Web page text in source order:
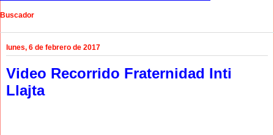
Buscador
lunes, 6 de febrero de 2017
Video Recorrido Fraternidad Inti
Llajta